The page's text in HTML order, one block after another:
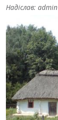
Надіслав: admin